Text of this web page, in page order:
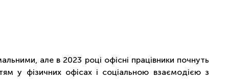
але в 2023 році офісні працівники почнуть
у фізичних офісах і соціальною взаємодією з